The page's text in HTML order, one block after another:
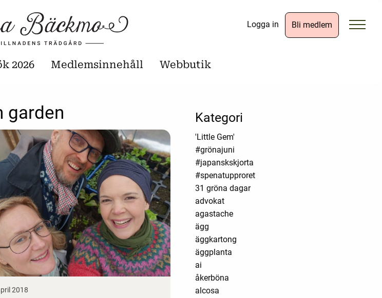
Logga in Bli medlem
2026 Medlemsinnehåll Webbutik
garden
2018
Kategori
'Little Gem'
#grönajuni
#japanskskjorta
#spenatupproret
31 gröna dagar
advokat
agastache
ägg
äggkartong
äggplanta
ai
åkerböna
alcosa